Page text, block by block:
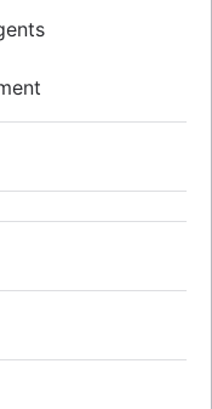
?
입니까?